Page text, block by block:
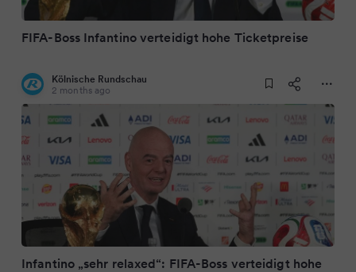
FIFA-Boss Infantino verteidigt hohe Ticketpreise
Kölnische Rundschau
2 months ago
Infantino „sehr relaxed“: FIFA-Boss verteidigt hohe